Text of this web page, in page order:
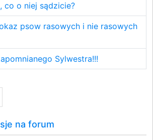
co o niej sądzicie?
psow rasowych i nie rasowych
Sylwestra!!!
na forum